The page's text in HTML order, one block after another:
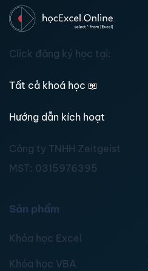
Click đăng ký học tại:
Tất cả khoá học 📖
Hướng dẫn kích hoạt
Công ty TNHH Zeitgeist
MST: 0315976395
Sản phẩm
Khóa học Excel
Khóa học VBA